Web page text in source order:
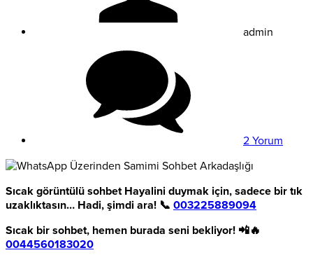
admin
2 Yorum
Sıcak görüntülü sohbet Hayalini duymak için, sadece bir tık
uzaklıktasın… Hadi, şimdi ara! 📞 003225889094
Sıcak bir sohbet, hemen burada seni bekliyor! 📲🔥
0044560183020